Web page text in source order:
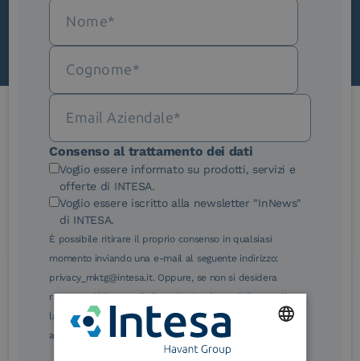
Le nostre certificazioni
eIDAS Qualified Trust
Service Provider
eIDAS Qualified Trust
Service Provider for
Remote Qualified
Electronic Signature /
Seal Creation
Consenso al trattamento dei dati
Voglio essere informato su prodotti, servizi e
offerte di INTESA.
Voglio essere iscritto alla newsletter "InNews"
di INTESA.
È possibile ritirare il proprio consenso in qualsiasi
momento inviando una e-mail al seguente indirizzo:
privacy_mktg@intesa.it. Oppure, se non si desidera
ricevere più le e-mail di marketing, è possibile annullare
la sottoscrizione facendo clic sul relativo link di
annullamento sottoscrizione, in qualsiasi e-mail.